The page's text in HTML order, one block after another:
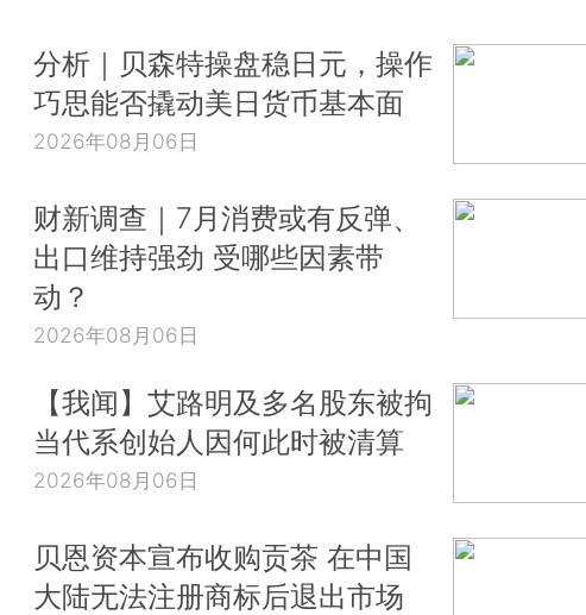
分析｜贝森特操盘稳日元，操作
巧思能否撬动美日货币基本面
2026年08月06日
财新调查｜7月消费或有反弹、
出口维持强劲 受哪些因素带
动？
2026年08月06日
【我闻】艾路明及多名股东被拘
当代系创始人因何此时被清算
2026年08月06日
贝恩资本宣布收购贡茶 在中国
大陆无法注册商标后退出市场